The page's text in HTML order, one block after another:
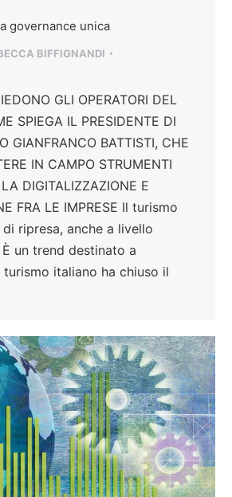
governance unica
BIFFIGNANDI
GLI OPERATORI DEL
SPIEGA IL PRESIDENTE DI
GIANFRANCO BATTISTI, CHE
IN CAMPO STRUMENTI
LA DIGITALIZZAZIONE E
FRA LE IMPRESE Il turismo
ripresa, anche a livello
un trend destinato a
italiano ha chiuso il